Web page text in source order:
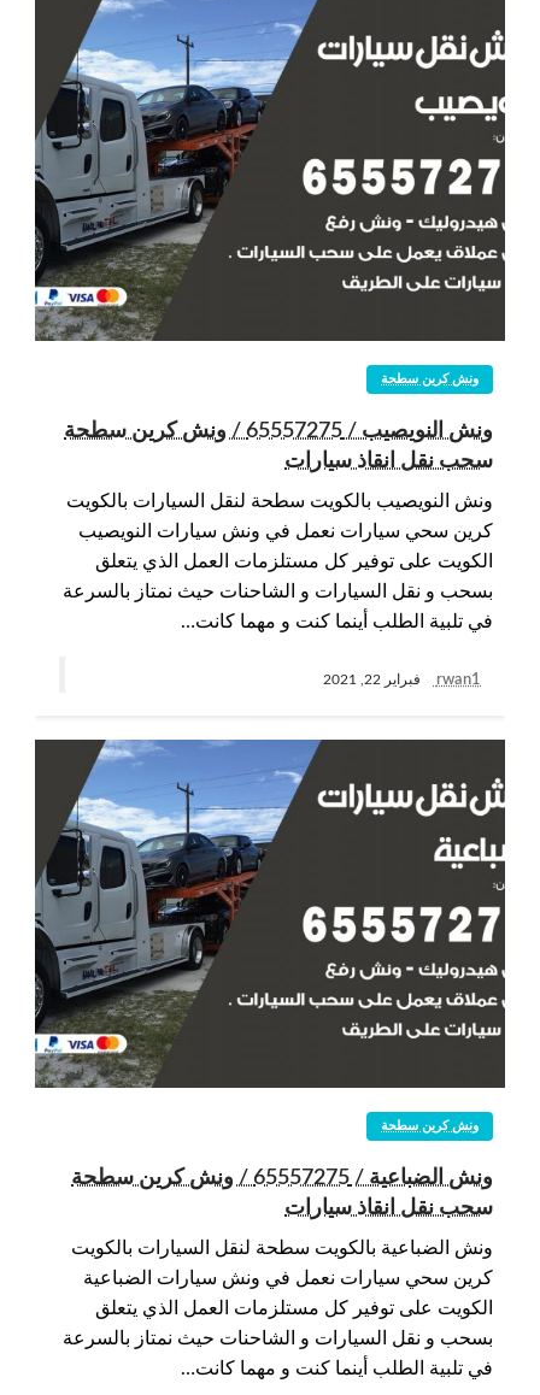
ونش كرين سطحة
ونش النويصيب / 65557275 / ونش كرين سطحة
سحب نقل انقاذ سيارات
ونش النويصيب بالكويت سطحة لنقل السيارات بالكويت
كرين سحي سيارات نعمل في ونش سيارات النويصيب
الكويت على توفير كل مستلزمات العمل الذي يتعلق
بسحب و نقل السيارات و الشاحنات حيث نمتاز بالسرعة
في تلبية الطلب أينما كنت و مهما كانت…
rwan1 فبراير 22, 2021
ونش كرين سطحة
ونش الضباعية / 65557275 / ونش كرين سطحة
سحب نقل انقاذ سيارات
ونش الضباعية بالكويت سطحة لنقل السيارات بالكويت
كرين سحي سيارات نعمل في ونش سيارات الضباعية
الكويت على توفير كل مستلزمات العمل الذي يتعلق
بسحب و نقل السيارات و الشاحنات حيث نمتاز بالسرعة
في تلبية الطلب أينما كنت و مهما كانت…